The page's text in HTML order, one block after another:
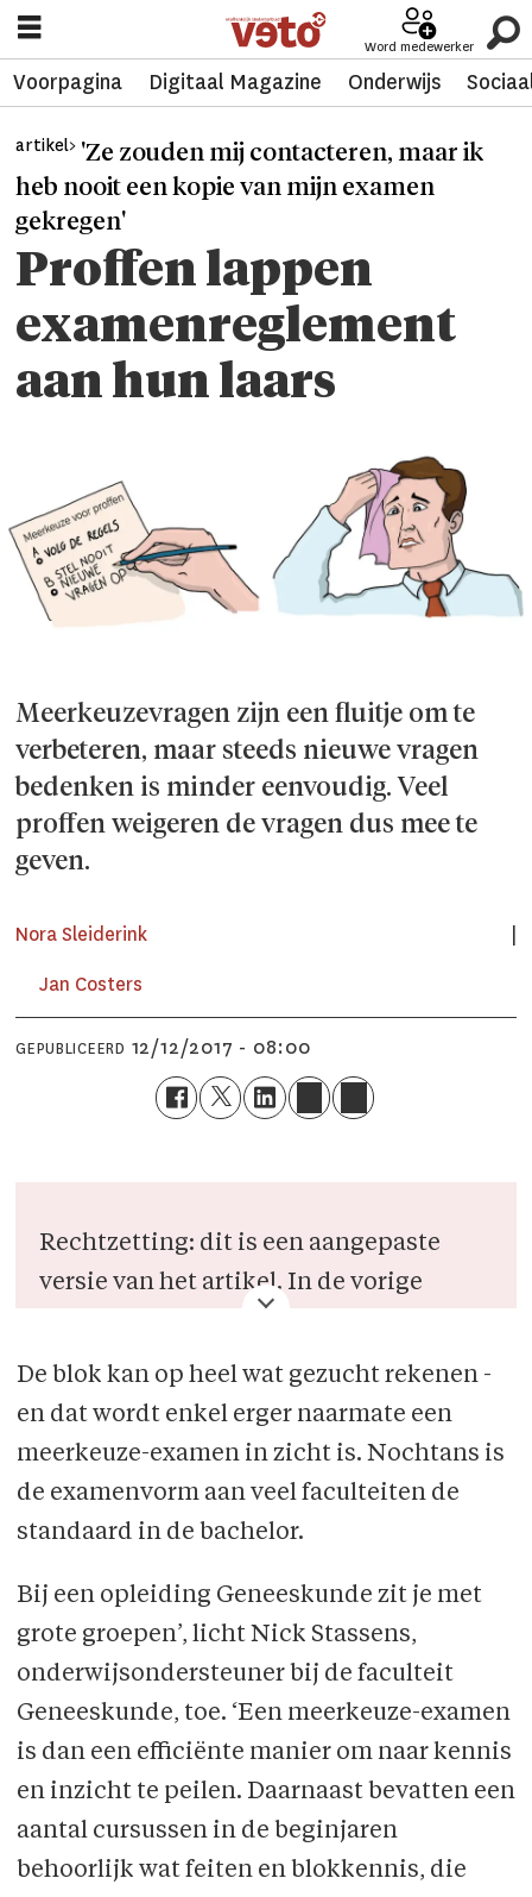
Word medewerker
Voorpagina Digitaal Magazine Onderwijs
artikel> 'Ze zouden mij contacteren, maar ik
heb nooit een kopie van mijn examen
gekregen'
Proffen lappen
examenreglement
aan hun laars
Meerkeuzevragen zijn een fluitje om te
verbeteren, maar steeds nieuwe vragen
bedenken is minder eenvoudig. Veel
proffen weigeren de vragen dus mee te
geven.
Nora Sleiderink
Jan Costers
GEPUBLICEERD 12/12/2017 - 08:00
Rechtzetting: dit is een aangepaste
versie van het artikel. In de vorige
quotes.
De blok kan op heel wat gezucht rekenen -
en dat wordt enkel erger naarmate een
meerkeuze-examen in zicht is. Nochtans is
de examenvorm aan veel faculteiten de
standaard in de bachelor.
Bij een opleiding Geneeskunde zit je met
grote groepen’, licht Nick Stassens,
onderwijsondersteuner bij de faculteit
Geneeskunde, toe. ‘Een meerkeuze-examen
is dan een efficiënte manier om naar kennis
en inzicht te peilen. Daarnaast bevatten een
aantal cursussen in de beginjaren
behoorlijk wat feiten en blokkennis, die